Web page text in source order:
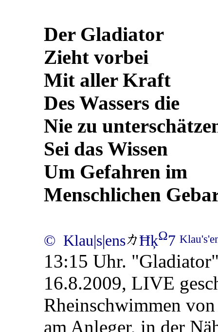
Der Gladiator
Zieht vorbei
Mit aller Kraft
Des Wassers die
Nie zu
Sei das Wissen
Um Gefahren im
Menschlichen
© Klau|s|ens ĦķΩ7
13:15 Uhr.
16.8.2009, LIVE
Rheinschwimmen
am Anleger, in der